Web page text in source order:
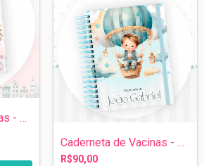
Caderneta de Vacinas - Céu de Ursinhas
Caderneta de Vacinas - Menino Baloeiro
R$90,00